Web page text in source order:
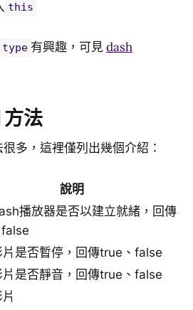
this
type 有興趣，可見dash
法
多，這裡僅列出幾個介紹：
說明
播放器是否以建立就緒，回傳
片是否暫停，回傳true、false
片是否靜音，回傳true、false